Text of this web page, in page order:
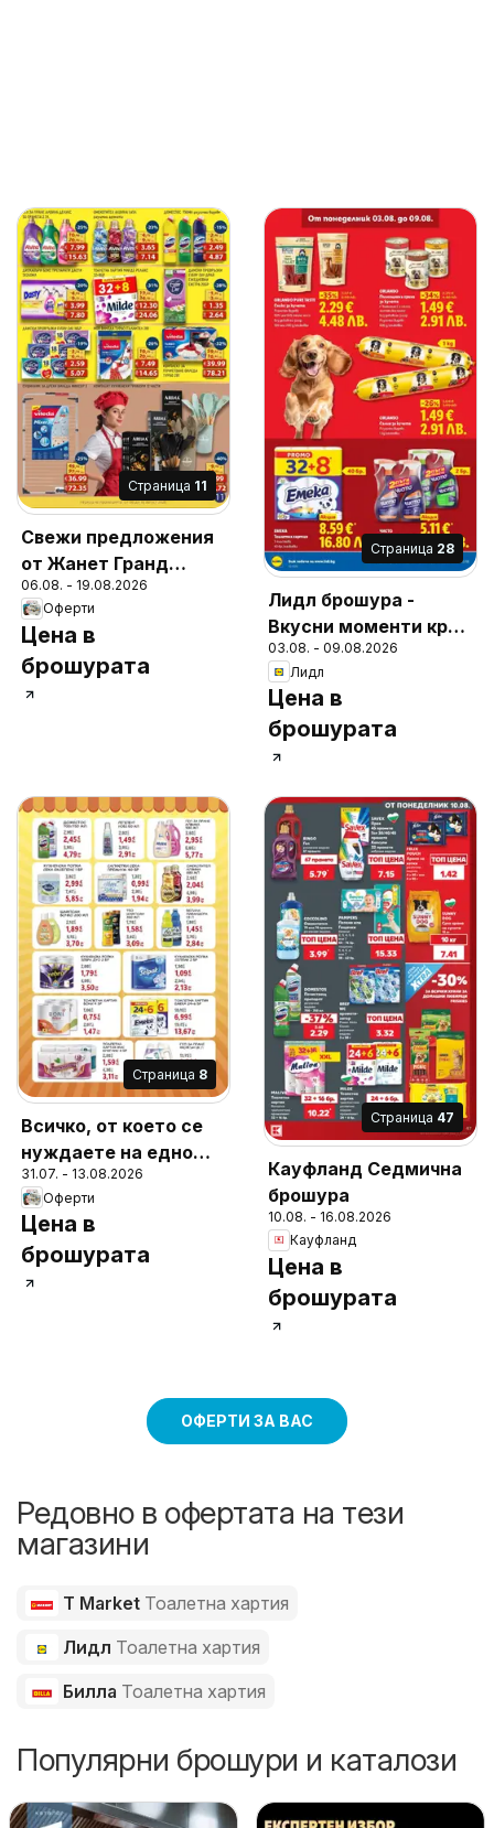
Cтраница 11
Свежи предложения
от Жанет Гранд
Маркет с валидност
до 19.08.2026
06.08. - 19.08.2026
Оферти
Цена в
брошурата
Cтраница 28
Лидл брошура -
Вкусни моменти край
грила
03.08. - 09.08.2026
Лидл
Цена в
брошурата
Cтраница 8
Всичко, от което се
нуждаете на едно
място в
Супермаркети
Слънчеви лъчи с
валидност до
13.08.2026
31.07. - 13.08.2026
Оферти
Цена в
брошурата
Cтраница 47
Кауфланд Седмична
брошура
10.08. - 16.08.2026
Кауфланд
Цена в
брошурата
ОФЕРТИ ЗА ВАС
Редовно в офертата на тези
магазини
T Market Тоалетна хартия
Лидл Тоалетна хартия
Билла Тоалетна хартия
Популярни брошури и каталози